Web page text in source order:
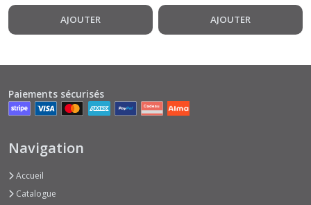
AJOUTER AJOUTER
Paiements sécurisés
Navigation
Accueil
Catalogue